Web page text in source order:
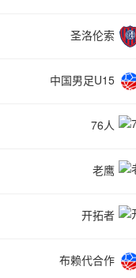
圣洛伦索
中国男足U15
76人
老鹰
开拓者
布赖代合作